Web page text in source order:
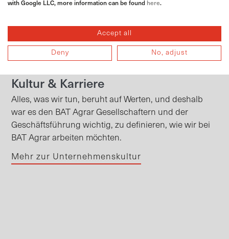
Kultur & Karriere
Alles, was wir tun, beruht auf Werten, und deshalb
war es den BAT Agrar Gesellschaftern und der
Geschäftsführung wichtig, zu definieren, wie wir bei
BAT Agrar arbeiten möchten.
Mehr zur Unternehmenskultur
with Google LLC, more information can be found here.
Accept all
Deny No, adjust